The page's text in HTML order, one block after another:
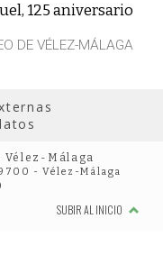
125 aniversario
DE VÉLEZ-MÁLAGA
Vélez-Málaga
- Vélez-Málaga
SUBIR AL INICIO